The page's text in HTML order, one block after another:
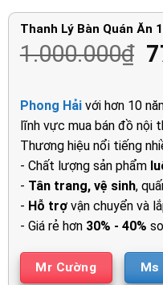
Thanh Lý Bàn Quán Ăn
1.000.000₫
Phong Hảivới hơn 10
lĩnh vực mua bán đồ nội
Thương hiệu nổi tiếng
- Chất lượng sản phẩm
- Tân trang, vệ sinh,
- Hỗ trợvận chuyển và
- Giá rẻ hơn 30% - 40%
Mr Cường